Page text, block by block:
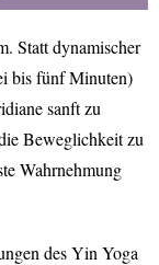
Statt dynamischer
bis fünf Minuten)
sanft zu
Beweglichkeit zu
Wahrnehmung
des Yin Yoga